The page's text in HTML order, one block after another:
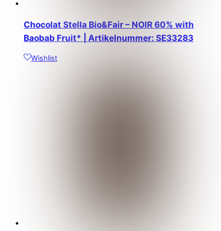
Chocolat Stella Bio&Fair – NOIR 60% with
Baobab Fruit* | Artikelnummer: SE33283
Wishlist